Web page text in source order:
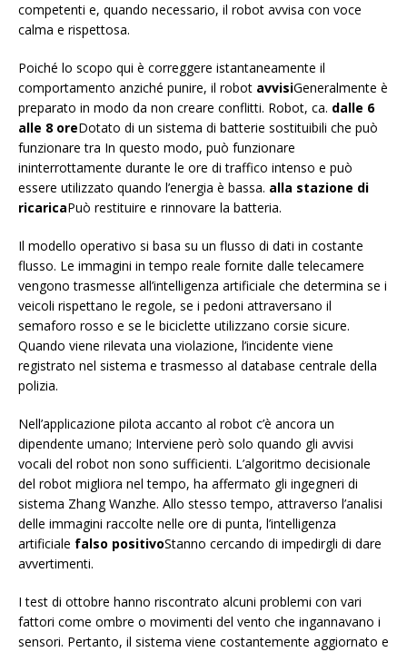
competenti e, quando necessario, il robot avvisa con voce
calma e rispettosa.
Poiché lo scopo qui è correggere istantaneamente il
comportamento anziché punire, il robot avvisiGeneralmente è
preparato in modo da non creare conflitti. Robot, ca. dalle 6
alle 8 oreDotato di un sistema di batterie sostituibili che può
funzionare tra In questo modo, può funzionare
ininterrottamente durante le ore di traffico intenso e può
essere utilizzato quando l’energia è bassa. alla stazione di
ricaricaPuò restituire e rinnovare la batteria.
Il modello operativo si basa su un flusso di dati in costante
flusso. Le immagini in tempo reale fornite dalle telecamere
vengono trasmesse all’intelligenza artificiale che determina se i
veicoli rispettano le regole, se i pedoni attraversano il
semaforo rosso e se le biciclette utilizzano corsie sicure.
Quando viene rilevata una violazione, l’incidente viene
registrato nel sistema e trasmesso al database centrale della
polizia.
Nell’applicazione pilota accanto al robot c’è ancora un
dipendente umano; Interviene però solo quando gli avvisi
vocali del robot non sono sufficienti. L’algoritmo decisionale
del robot migliora nel tempo, ha affermato gli ingegneri di
sistema Zhang Wanzhe. Allo stesso tempo, attraverso l’analisi
delle immagini raccolte nelle ore di punta, l’intelligenza
artificiale falso positivoStanno cercando di impedirgli di dare
avvertimenti.
I test di ottobre hanno riscontrato alcuni problemi con vari
fattori come ombre o movimenti del vento che ingannavano i
sensori. Pertanto, il sistema viene costantemente aggiornato e